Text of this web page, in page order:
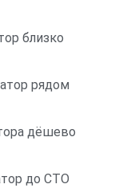
близко
рядом
дёшево
до СТО